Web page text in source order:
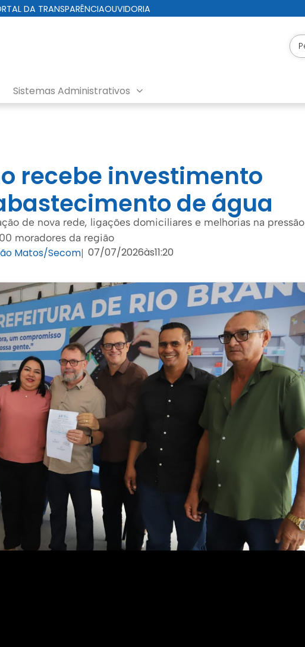
DA TRANSPARÊNCIAOUVIDORIA
Sistemas Administrativos
recebe investimento
de água
de nova rede, ligações domiciliares e melhorias na pressão
moradores da região
Matos/Secom| 07/07/2026às11:20